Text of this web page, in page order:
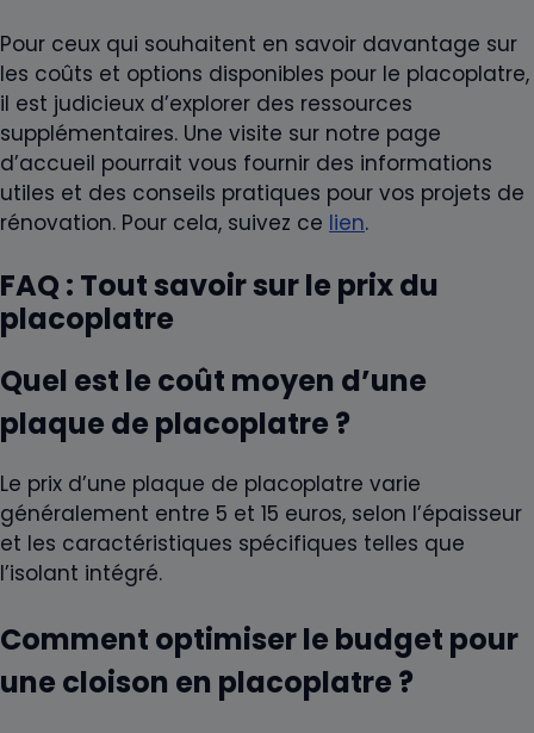
Pour ceux qui souhaitent en savoir davantage sur
les coûts et options disponibles pour le placoplatre,
il est judicieux d’explorer des ressources
supplémentaires. Une visite sur notre page
d’accueil pourrait vous fournir des informations
utiles et des conseils pratiques pour vos projets de
rénovation. Pour cela, suivez ce lien.
FAQ : Tout savoir sur le prix du
placoplatre
Quel est le coût moyen d’une
plaque de placoplatre ?
Le prix d’une plaque de placoplatre varie
généralement entre 5 et 15 euros, selon l’épaisseur
et les caractéristiques spécifiques telles que
l’isolant intégré.
Comment optimiser le budget pour
une cloison en placoplatre ?